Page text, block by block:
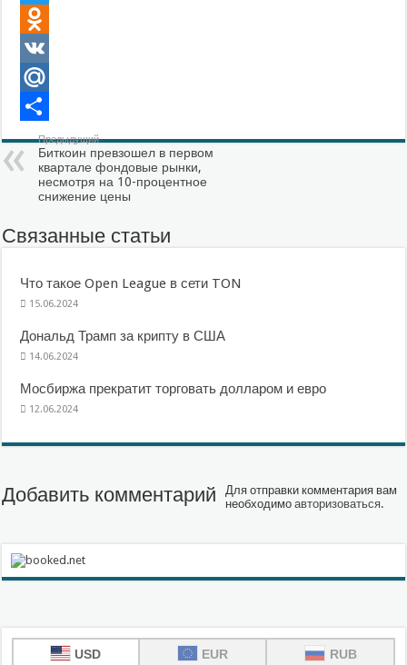
Twitter
Odnoklassniki
VK
Mail.Ru
Отправить
Предыдущий
Биткоин превзошел в первом
квартале фондовые рынки,
несмотря на 10-процентное
снижение цены
Связанные статьи
Что такое Open League в сети TON
15.06.2024
Дональд Трамп за крипту в США
14.06.2024
Мосбиржа прекратит торговать долларом и евро
12.06.2024
Добавить комментарий
Для отправки комментария вам
необходимоавторизоваться.